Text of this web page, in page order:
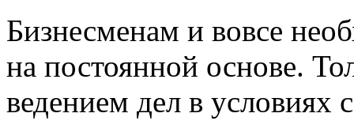
Бизнесменам и вовсе
на постоянной основе.
ведением дел в